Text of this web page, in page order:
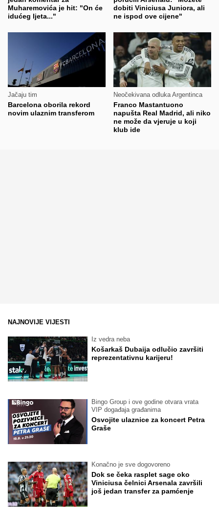
Muharemovića je hit: "On će
idućeg ljeta..."
dobiti Viniciusa Juniora, ali
ne ispod ove cijene"
Jačaju tim
Barcelona oborila rekord
novim ulaznim transferom
Neočekivana odluka Argentinca
Franco Mastantuono
napušta Real Madrid, ali niko
ne može da vjeruje u koji
klub ide
NAJNOVIJE VIJESTI
Iz vedra neba
Košarkaš Dubaija odlučio završiti
reprezentativnu karijeru!
Bingo Group i ove godine otvara vrata
VIP događaja građanima
Osvojite ulaznice za koncert Petra
Graše
Konačno je sve dogovoreno
Dok se čeka rasplet sage oko
Viniciusa čelnici Arsenala završili
još jedan transfer za pamćenje